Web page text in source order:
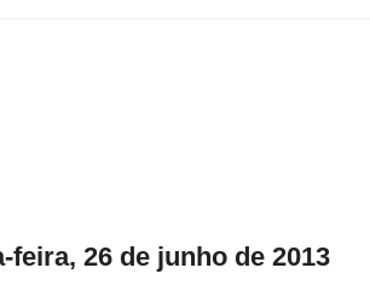
feira, 26 de junho de 2013